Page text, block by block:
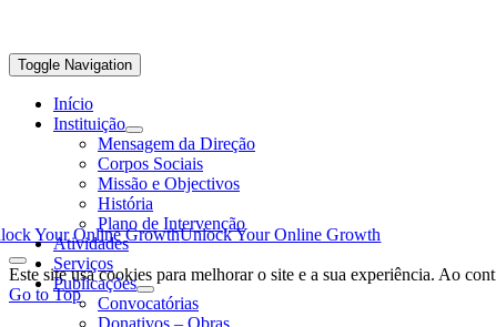
Toggle Navigation
Início
Instituição
Mensagem da Direção
Corpos Sociais
Missão e Objectivos
História
Plano de Intervenção
Atividades
Serviços
Publicações
Convocatórias
Donativos – Obras
Your Online GrowthUnlock Your Online Growth
Este site usa cookies para melhorar o site e a sua experiência. Ao
Go to Top